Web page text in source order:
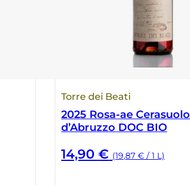
Torre dei Beati
2025 Rosa-ae Cerasuolo
d’Abruzzo DOC BIO
14,90€ (19,87 € / 1 L)